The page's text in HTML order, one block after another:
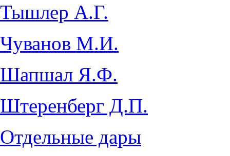
Тышлер А.Г.
Чуванов М.И.
Шапшал Я.Ф.
Штеренберг Д.П.
Отдельные дары